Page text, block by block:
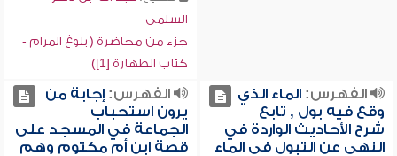
السلمي
جزء من محاضرة ( بلوغ المرام -
كتاب الطهارة [1])
الفهرس:الماء الذي
وقع فيه بول , تابع
شرح الأحاديث الواردة في
النهي عن التبول في الماء
الفهرس:إجابة من
يرون استحباب
الجماعة في المسجد على
قصة ابن أم مكتوم وهم